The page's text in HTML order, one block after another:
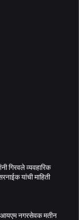
गिरवले व्यवहारिक
यांची माहिती
नगरसेवक मतीन